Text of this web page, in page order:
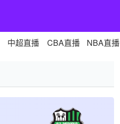
中超直播 CBA直播 NBA直播